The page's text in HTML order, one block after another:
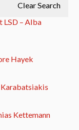
Clear Search
LSD – Alba
Hayek
Karabatsiakis
Kettemann